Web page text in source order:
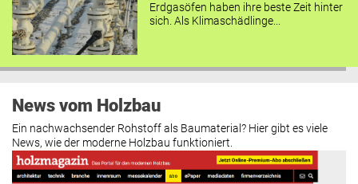
Erdgasöfen haben ihre beste Zeit hinter
sich. Als Klimaschädlinge...
News vom Holzbau
Ein nachwachsender Rohstoff als Baumaterial? Hier gibt es viele
News, wie der moderne Holzbau funktioniert.